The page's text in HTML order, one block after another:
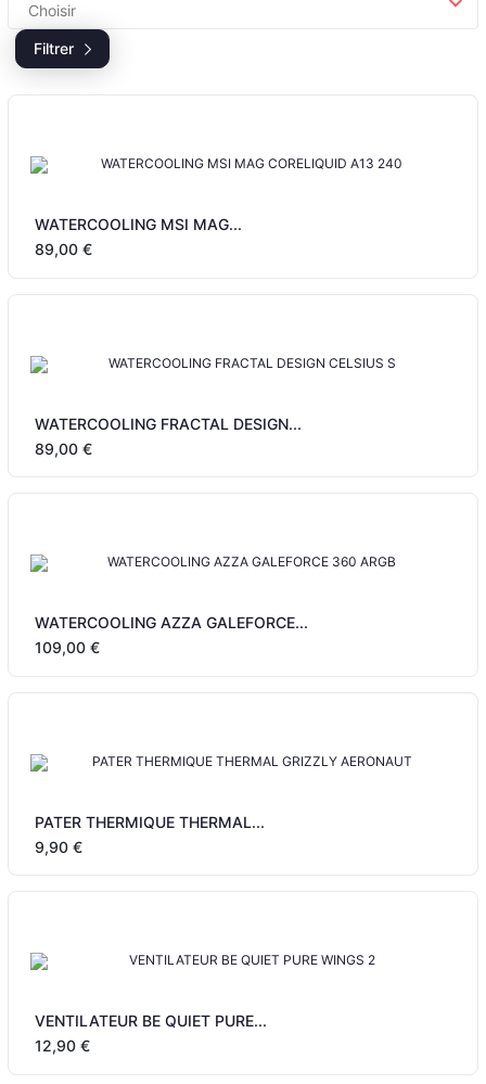
Choisir
Filtrer
WATERCOOLING MSI MAG...
89,00 €
WATERCOOLING FRACTAL DESIGN...
89,00 €
WATERCOOLING AZZA GALEFORCE...
109,00 €
PATER THERMIQUE THERMAL...
9,90 €
VENTILATEUR BE QUIET PURE...
12,90 €